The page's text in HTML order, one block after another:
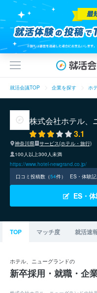
就活会議TOP 企業を探す ホ
株式会社ホテル、
3.1
神奈川県
サービス(ホテル・旅行)
100人以上300人未満
https://www.hotel-newgrand.co.jp/
口コミ投稿数（54件） ES・体験
ES・
TOP マッチ度 就活速
ホテル、ニューグランドの
新卒採用・就職・企